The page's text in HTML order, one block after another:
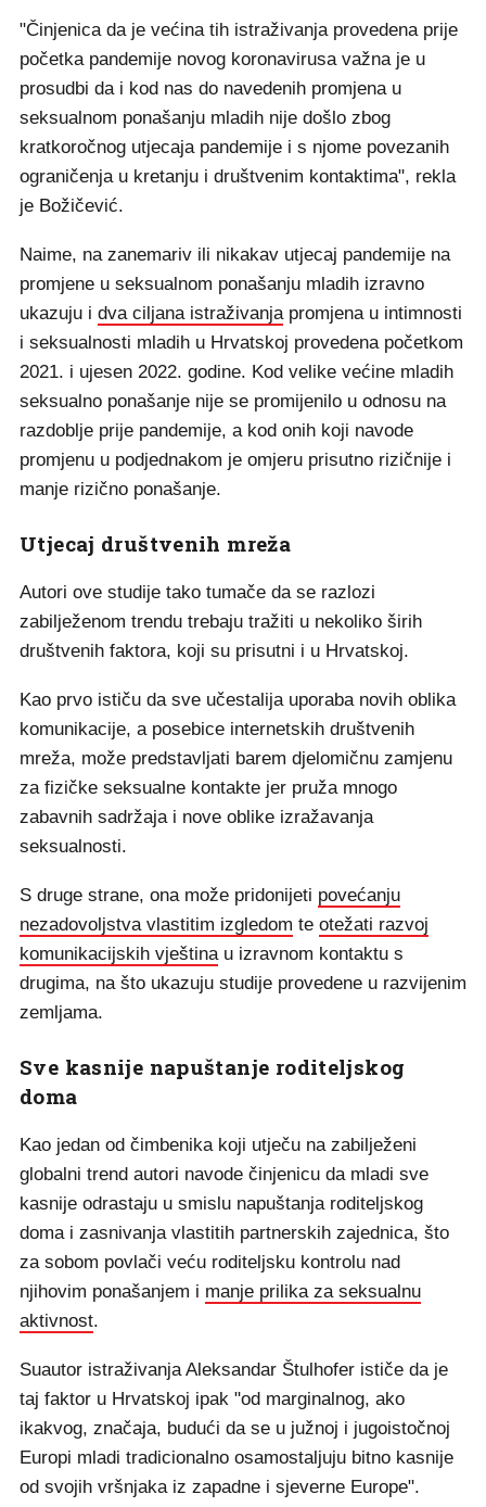
"Činjenica da je većina tih istraživanja provedena prije
početka pandemije novog koronavirusa važna je u
prosudbi da i kod nas do navedenih promjena u
seksualnom ponašanju mladih nije došlo zbog
kratkoročnog utjecaja pandemije i s njome povezanih
ograničenja u kretanju i društvenim kontaktima", rekla
je Božičević.
Naime, na zanemariv ili nikakav utjecaj pandemije na
promjene u seksualnom ponašanju mladih izravno
ukazuju i dva ciljana istraživanjapromjena u intimnosti
i seksualnosti mladih u Hrvatskoj provedena početkom
2021. i ujesen 2022. godine. Kod velike većine mladih
seksualno ponašanje nije se promijenilo u odnosu na
razdoblje prije pandemije, a kod onih koji navode
promjenu u podjednakom je omjeru prisutno rizičnije i
manje rizično ponašanje.
Utjecaj društvenih mreža
Autori ove studije tako tumače da se razlozi
zabilježenom trendu trebaju tražiti u nekoliko širih
društvenih faktora, koji su prisutni i u Hrvatskoj.
Kao prvo ističu da sve učestalija uporaba novih oblika
komunikacije, a posebice internetskih društvenih
mreža, može predstavljati barem djelomičnu zamjenu
za fizičke seksualne kontakte jer pruža mnogo
zabavnih sadržaja i nove oblike izražavanja
seksualnosti.
S druge strane, ona može pridonijeti povećanju
nezadovoljstva vlastitim izgledom te otežati razvoj
komunikacijskih vještinau izravnom kontaktu s
drugima, na što ukazuju studije provedene u razvijenim
zemljama.
Sve kasnije napuštanje roditeljskog
doma
Kao jedan od čimbenika koji utječu na zabilježeni
globalni trend autori navode činjenicu da mladi sve
kasnije odrastaju u smislu napuštanja roditeljskog
doma i zasnivanja vlastitih partnerskih zajednica, što
za sobom povlači veću roditeljsku kontrolu nad
njihovim ponašanjem i manje prilika za seksualnu
aktivnost.
Suautor istraživanja Aleksandar Štulhofer ističe da je
taj faktor u Hrvatskoj ipak "od marginalnog, ako
ikakvog, značaja, budući da se u južnoj i jugoistočnoj
Europi mladi tradicionalno osamostaljuju bitno kasnije
od svojih vršnjaka iz zapadne i sjeverne Europe".